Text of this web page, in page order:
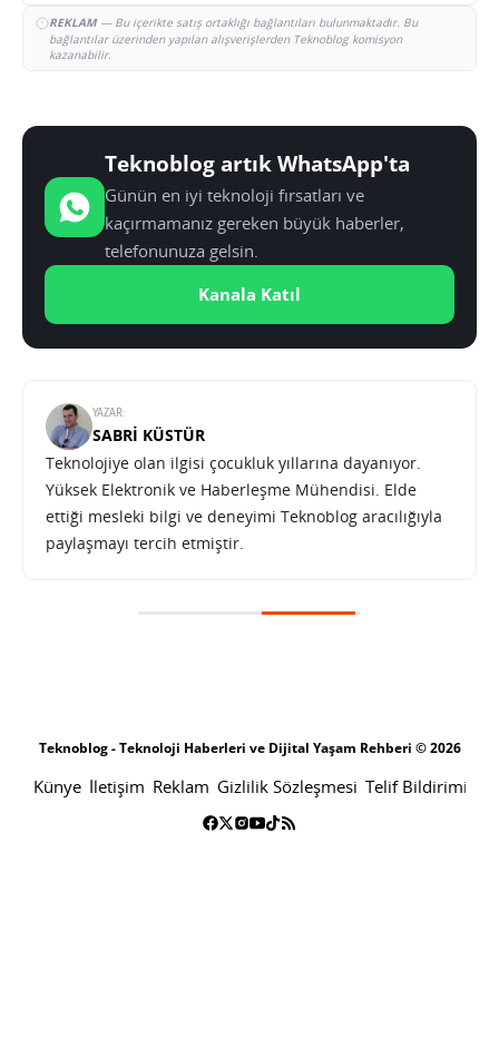
REKLAM— Bu içerikte satış ortaklığı bağlantıları bulunmaktadır. Bu
bağlantılar üzerinden yapılan alışverişlerden Teknoblog komisyon
kazanabilir.
Teknoblog artık WhatsApp'ta
Günün en iyi teknoloji fırsatları ve
kaçırmamanız gereken büyük haberler,
telefonunuza gelsin.
Kanala Katıl
YAZAR:
SABRI KÜSTÜR
Teknolojiye olan ilgisi çocukluk yıllarına dayanıyor.
Yüksek Elektronik ve Haberleşme Mühendisi. Elde
ettiği mesleki bilgi ve deneyimi Teknoblog aracılığıyla
paylaşmayı tercih etmiştir.
Teknoblog - Teknoloji Haberleri ve Dijital Yaşam Rehberi © 2026
Künye İletişim Reklam Gizlilik Sözleşmesi Telif Bildirimi